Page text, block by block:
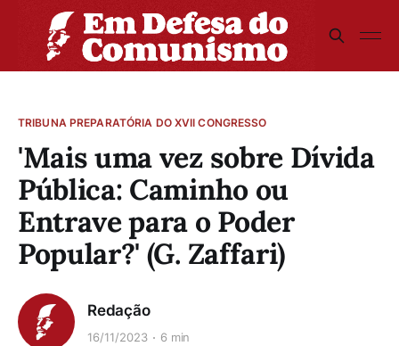
TRIBUNA PREPARATÓRIA DO XVII CONGRESSO
'Mais uma vez sobre Dívida
Pública: Caminho ou
Entrave para o Poder
Popular?' (G. Zaffari)
Redação
16/11/2023 6 min